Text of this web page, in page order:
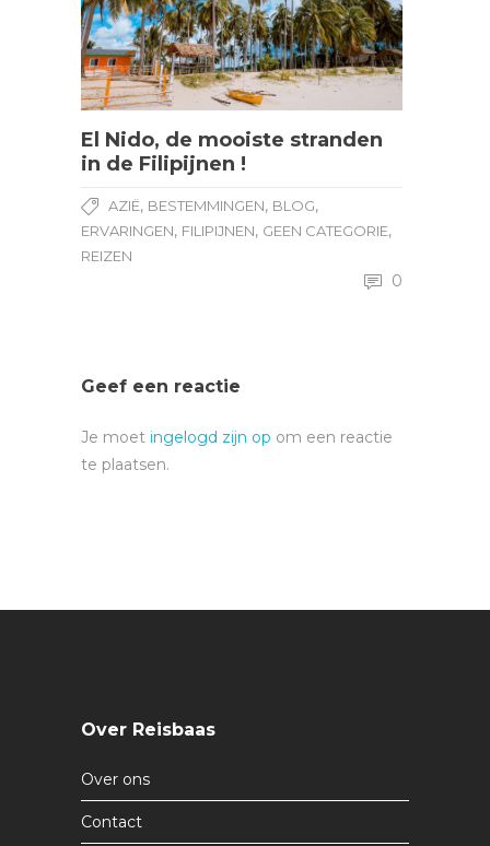
El Nido, de mooiste stranden
in de Filipijnen !
AZIË, BESTEMMINGEN, BLOG,
ERVARINGEN, FILIPIJNEN, GEEN CATEGORIE,
REIZEN
0
Geef een reactie
Je moet ingelogd zijn op om een reactie
te plaatsen.
Over Reisbaas
Over ons
Contact